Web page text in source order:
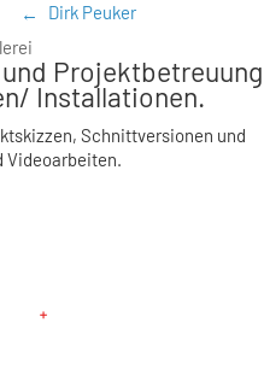
Dirk Peuker
Installationen.
Schnittversionen und
Videoarbeiten.